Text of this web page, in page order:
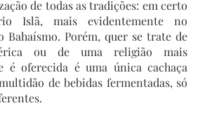
de todas as tradições: em certo
Islã, mais evidentemente no
Bahaísmo. Porém, quer se trate de
ou de uma religião mais
é oferecida é uma única cachaça
de bebidas fermentadas, só